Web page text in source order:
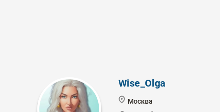
Wise_Olga
Москва